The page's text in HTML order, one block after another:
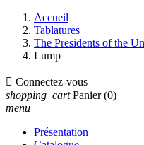
Accueil
Tablatures
The Presidents of the
Lump
 Connectez-vous
shopping_cart Panier (0)
menu
Présentation